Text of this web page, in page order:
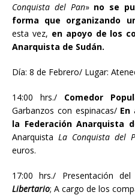
Conquista del Pan» no se
forma que organizando
esta vez, en apoyo de los
Anarquista de Sudán.
Día: 8 de Febrero/ Lugar:
14:00 hrs./ Comedor
Garbanzos con espinacas/ En
la Federación Anarquista
Anarquista La Conquista del
euros.
17:00 hrs./ Presentación
Libertario; A cargo de los